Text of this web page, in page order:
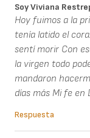
Soy Viviana
Hoy fuimos a la
tenía latido el
sentí morir Con
la virgen todo
mandaron
días más Mi fe en
Respuesta